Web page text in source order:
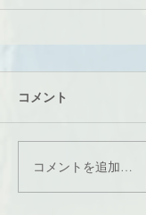
コメント
コメントを追加…